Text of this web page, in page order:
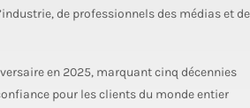
de professionnels des médias et de
en 2025, marquant cinq décennies
pour les clients du monde entier